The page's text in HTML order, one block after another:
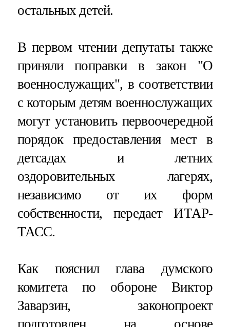
остальных детей.
В первом чтении депутаты также
приняли поправки в закон "О
военнослужащих", в соответствии
с которым детям военнослужащих
могут установить первоочередной
порядок предоставления мест в
детсадах и летних
оздоровительных лагерях,
независимо от их форм
собственности, передает ИТАР-
ТАСС.
Как пояснил глава думского
комитета по обороне Виктор
Заварзин, законопроект
подготовлен на основе